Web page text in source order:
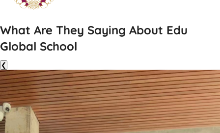
What Are They Saying About Edu
Global School
❮